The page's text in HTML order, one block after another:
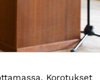
Korotukset